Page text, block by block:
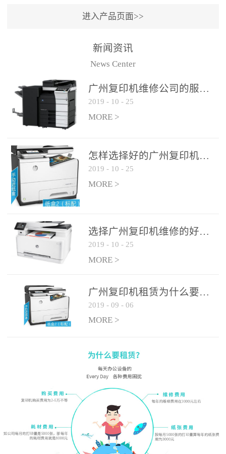
进入产品页面>>
新闻资讯
News Center
广州复印机维修公司的服务如何?
2019 - 10 - 25
MORE >
怎样选择好的广州复印机维修公司?
2019 - 10 - 25
MORE >
选择广州复印机维修的好处有哪些?
2019 - 10 - 25
MORE >
广州复印机租赁为什么要选大平台
2019 - 09 - 06
MORE >